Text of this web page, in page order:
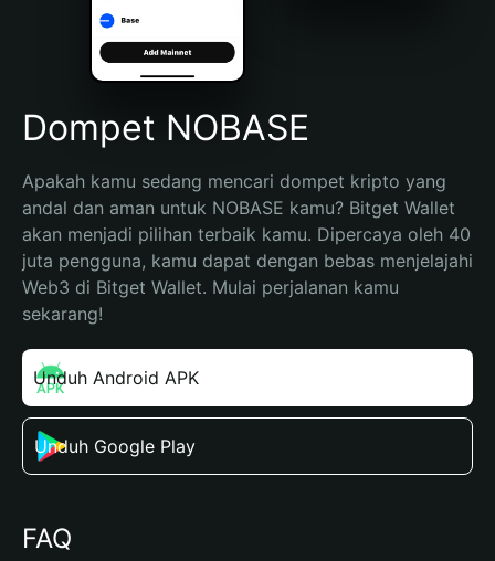
Português (Brasil)
Español (Argentina)
Dompet NOBASE
Apakah kamu sedang mencari dompet kripto yang
andal dan aman untuk NOBASE kamu? Bitget Wallet
akan menjadi pilihan terbaik kamu. Dipercaya oleh 40
juta pengguna, kamu dapat dengan bebas menjelajahi
Web3 di Bitget Wallet. Mulai perjalanan kamu
sekarang!
Unduh Android APK
Unduh Google Play
FAQ